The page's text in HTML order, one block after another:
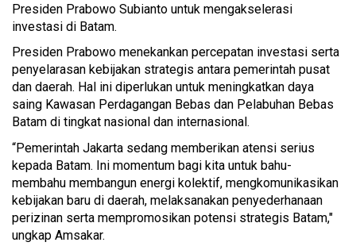
Presiden Prabowo Subianto untuk mengakselerasi
investasi di Batam.
Presiden Prabowo menekankan percepatan investasi serta
penyelarasan kebijakan strategis antara pemerintah pusat
dan daerah. Hal ini diperlukan untuk meningkatkan daya
saing Kawasan Perdagangan Bebas dan Pelabuhan Bebas
Batam di tingkat nasional dan internasional.
“Pemerintah Jakarta sedang memberikan atensi serius
kepada Batam. Ini momentum bagi kita untuk bahu-
membahu membangun energi kolektif, mengkomunikasikan
kebijakan baru di daerah, melaksanakan penyederhanaan
perizinan serta mempromosikan potensi strategis Batam,"
ungkap Amsakar.